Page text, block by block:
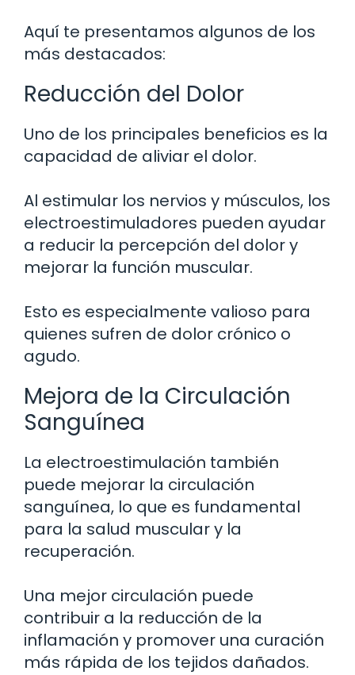
Aquí te presentamos algunos de los
más destacados:
Reducción del Dolor
Uno de los principales beneficios es la
capacidad de aliviar el dolor.
Al estimular los nervios y músculos, los
electroestimuladores pueden ayudar
a reducir la percepción del dolor y
mejorar la función muscular.
Esto es especialmente valioso para
quienes sufren de dolor crónico o
agudo.
Mejora de la Circulación
Sanguínea
La electroestimulación también
puede mejorar la circulación
sanguínea, lo que es fundamental
para la salud muscular y la
recuperación.
Una mejor circulación puede
contribuir a la reducción de la
inflamación y promover una curación
más rápida de los tejidos dañados.